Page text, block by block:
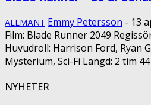
ALLMÄNT Emmy Petersson - 13
Film: Blade Runner 2049
Huvudroll: Harrison Ford, Ryan
Mysterium, Sci-Fi Längd: 2 tim
NYHETER